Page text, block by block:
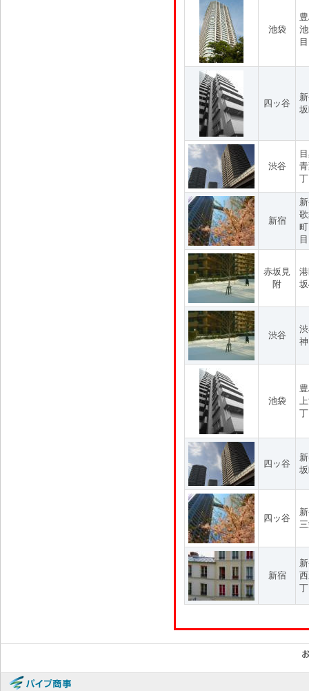
池袋
目
四ッ谷
渋谷
新宿
目
赤坂見
附
渋谷
池袋
四ッ谷
四ッ谷
新宿